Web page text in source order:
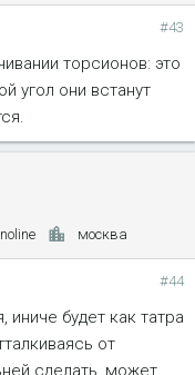
#43
торсионов: это
угол они встанут
москва
#44
будет как татра
от
сделать, может